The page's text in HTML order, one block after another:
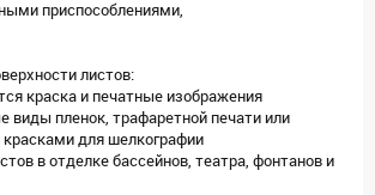
приспособлениями,
листов:
краска и печатные изображения
виды пленок, трафаретной печати или
для шелкографии
в отделке бассейнов, театра, фонтанов и